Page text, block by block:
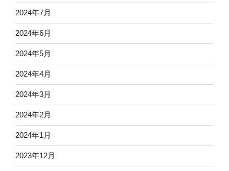
2024年7月
2024年6月
2024年5月
2024年4月
2024年3月
2024年2月
2024年1月
2023年12月